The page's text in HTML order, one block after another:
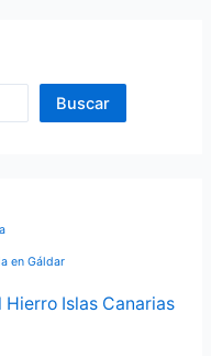
Buscar
en Gáldar
Hierro Islas Canarias